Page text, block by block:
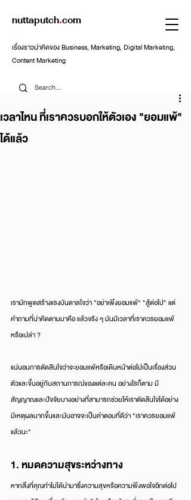
nuttaputch.com
เรื่องราวน่าคิดของ Business, Marketing, Digital Marketing,
Content Marketing
เวลาไหน ที่เราควรบอกให้ตัวเอง "ยอมแพ้"
ได้แล้ว
เรามักพูดสร้างแรงบันดาลใจว่า "อย่าเพิ่งยอมแพ้" "สู้ต่อไป" แต่
คำถามที่น่าคิดตามมาคือ แล้วจริง ๆ มันมีเวลาที่เราควรยอมแพ้
หรือเปล่า ?
แน่นอนการตัดสินใจว่าจะยอมแพ้หรือเดินหน้าต่อไปเป็นเรื่องส่วน
ตัวและขึ้นอยู่กับสถานการณ์ของแต่ละคน อย่างไรก็ตาม มี
สัญญาณและปัจจัยบางอย่างที่สามารถช่วยให้เราตัดสินใจได้อย่าง
มีเหตุผลมากขึ้นและมันอาจจะเป็นคำตอบที่ดีว่า "เราควรยอมแพ้
แล้วนะ"
1. หมดความสุขระหว่างทาง
หากสิ่งที่คุณทำไม่ได้นำมาซึ่งความสุขหรือความพึงพอใจอีกต่อไป